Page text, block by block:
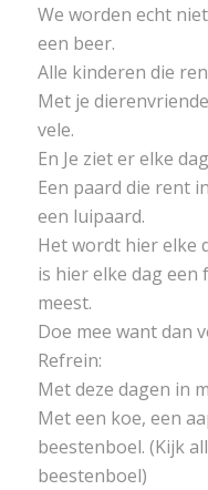
We worden echt
een beer.
Alle kinderen die
Met je
vele.
En Je ziet er elke
Een paard die rent
een luipaard.
Het wordt hier elke
is hier elke dag een
meest.
Doe mee want dan
Refrein:
Met deze dagen in
Met een koe, een
beestenboel. (Kijk
beestenboel)